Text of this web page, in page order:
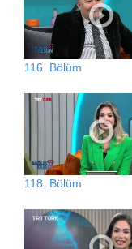
116. Bölüm
118. Bölüm